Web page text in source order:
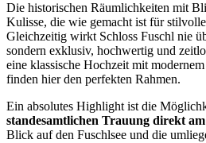
Die historischen Räumlichkeiten mit
Kulisse, die wie gemacht ist für
Gleichzeitig wirkt Schloss Fuschl nie
sondern exklusiv, hochwertig und
eine klassische Hochzeit mit
finden hier den perfekten Rahmen.
Ein absolutes Highlight ist die
standesamtlichen Trauung direkt am
Blick auf den Fuschlsee und die